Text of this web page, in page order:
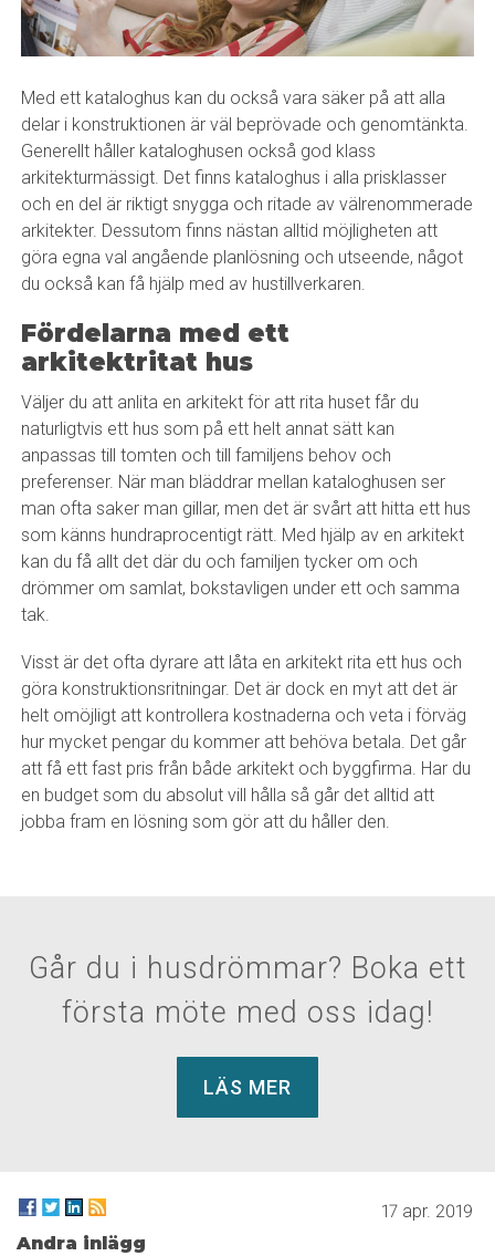
Med ett kataloghus kan du också vara säker på att alla
delar i konstruktionen är väl beprövade och genomtänkta.
Generellt håller kataloghusen också god klass
arkitekturmässigt. Det finns kataloghus i alla prisklasser
och en del är riktigt snygga och ritade av välrenommerade
arkitekter. Dessutom finns nästan alltid möjligheten att
göra egna val angående planlösning och utseende, något
du också kan få hjälp med av hustillverkaren.
Fördelarna med ett
arkitektritat hus
Väljer du att anlita en arkitekt för att rita huset får du
naturligtvis ett hus som på ett helt annat sätt kan
anpassas till tomten och till familjens behov och
preferenser. När man bläddrar mellan kataloghusen ser
man ofta saker man gillar, men det är svårt att hitta ett hus
som känns hundraprocentigt rätt. Med hjälp av en arkitekt
kan du få allt det där du och familjen tycker om och
drömmer om samlat, bokstavligen under ett och samma
tak.
Visst är det ofta dyrare att låta en arkitekt rita ett hus och
göra konstruktionsritningar. Det är dock en myt att det är
helt omöjligt att kontrollera kostnaderna och veta i förväg
hur mycket pengar du kommer att behöva betala. Det går
att få ett fast pris från både arkitekt och byggfirma. Har du
en budget som du absolut vill hålla så går det alltid att
jobba fram en lösning som gör att du håller den.
Går du i husdrömmar? Boka ett
första möte med oss idag!
LÄS MER
17 apr. 2019
Andra inlägg